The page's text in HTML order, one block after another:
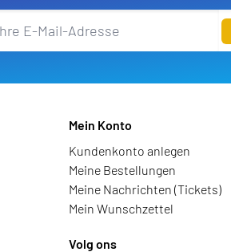
Mein Konto
Kundenkonto anlegen
Meine Bestellungen
Meine Nachrichten (Tickets)
Mein Wunschzettel
Volg ons